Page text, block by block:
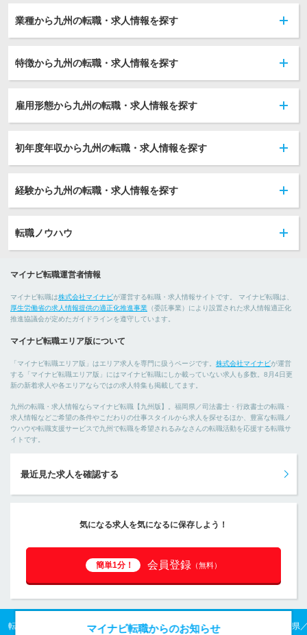
業種から九州の転職・求人情報を探す
特徴から九州の転職・求人情報を探す
雇用形態から九州の転職・求人情報を探す
初年度年収から九州の転職・求人情報を探す
経験から九州の転職・求人情報を探す
転職ノウハウ
マイナビ転職運営者情報
マイナビ転職は株式会社マイナビが運営する転職・求人情報サイトです。 マイナビ転職は、
厚生労働省の求人情報提供の適正化推進事業 （委託事業）により設置された求人情報適正化
推進協議会が定めたガイドラインを遵守しています。
マイナビ転職エリア版について
「マイナビ転職エリア版」はエリア求人を専門に扱うページです。 株式会社マイナビが運営
する「マイナビ転職エリア版」にはマイナビ転職にしか載っていない求人も多数。8月4日更
新の新着求人や各エリアならではの求人特集も掲載してます。
九州の転職・求人情報ならマイナビ転職【九州版】。福岡県／司法書士・行政書士の転職・
求人情報などご希望の条件やこだわりの仕事スタイルから求人を探せるほか、豊富な転職ノ
ウハウや転職支援サービスで九州で転職を希望されるみなさんの転職活動を応援する転職サ
イトです。
最近見た求人を確認する
気になる求人を気になるに保存しよう！
簡単1分！ 会員登録 （無料）
転職TOP 九州の転職・求人情報TOP 福岡県の転職・求人情報TOP 福岡県
マイナビ転職からのお知らせ